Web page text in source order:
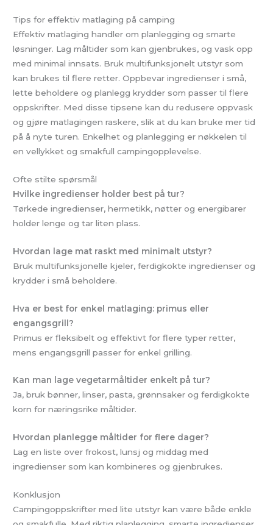
Tips for effektiv matlaging på camping
Effektiv matlaging handler om planlegging og smarte
løsninger. Lag måltider som kan gjenbrukes, og vask opp
med minimal innsats. Bruk multifunksjonelt utstyr som
kan brukes til flere retter. Oppbevar ingredienser i små,
lette beholdere og planlegg krydder som passer til flere
oppskrifter. Med disse tipsene kan du redusere oppvask
og gjøre matlagingen raskere, slik at du kan bruke mer tid
på å nyte turen. Enkelhet og planlegging er nøkkelen til
en vellykket og smakfull campingopplevelse.
Ofte stilte spørsmål
Hvilke ingredienser holder best på tur?
Tørkede ingredienser, hermetikk, nøtter og energibarer
holder lenge og tar liten plass.
Hvordan lage mat raskt med minimalt utstyr?
Bruk multifunksjonelle kjeler, ferdigkokte ingredienser og
krydder i små beholdere.
Hva er best for enkel matlaging: primus eller
engangsgrill?
Primus er fleksibelt og effektivt for flere typer retter,
mens engangsgrill passer for enkel grilling.
Kan man lage vegetarmåltider enkelt på tur?
Ja, bruk bønner, linser, pasta, grønnsaker og ferdigkokte
korn for næringsrike måltider.
Hvordan planlegge måltider for flere dager?
Lag en liste over frokost, lunsj og middag med
ingredienser som kan kombineres og gjenbrukes.
Konklusjon
Campingoppskrifter med lite utstyr kan være både enkle